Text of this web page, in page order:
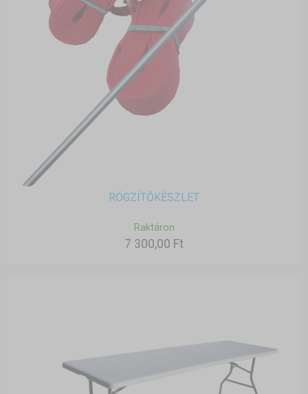
RÖGZÍTŐKÉSZLET
Raktáron
7 300,00 Ft